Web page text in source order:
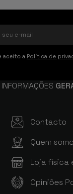
aceito a Política de
INFORMAÇÕES
Contacto
Quem
Loja física
Opiniões